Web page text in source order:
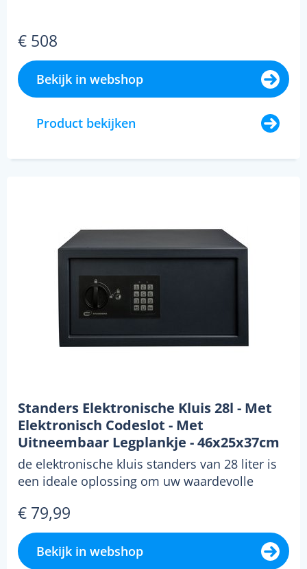
€ 508
Bekijk in webshop
Product bekijken
Standers Elektronische Kluis 28l - Met
Elektronisch Codeslot - Met
Uitneembaar Legplankje - 46x25x37cm
de elektronische kluis standers van 28 liter is
een ideale oplossing om uw waardevolle
€ 79,99
Bekijk in webshop